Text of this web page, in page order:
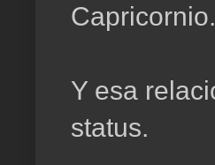
Capricornio.
Y esa
status.